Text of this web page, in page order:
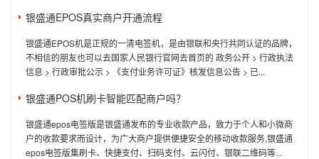
银盛通EPOS真实商户开通流程
银盛通EPOS机是正规的一清电签机，是由银联和央行共同认证的品牌，
不相信的朋友也可以去国家人民银行官网去首页的 政务公开 > 行政执法
信息 > 行政审批公示 > 《支付业务许可证》核发信息公告 > 已...
银盛通POS机刷卡智能匹配商户吗？
银盛通epos电签版是银盛通发布的专业收款产品，致力于个人和小微商
户的收款要求而设计，为广大商户提供便捷安全的移动收款服务,银盛通
epos电签版集刷卡、快捷支付、扫码支付、云闪付、银联二维码等...